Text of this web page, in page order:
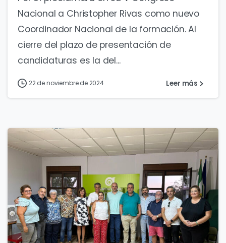
Nacional a Christopher Rivas como nuevo
Coordinador Nacional de la formación. Al
cierre del plazo de presentación de
candidaturas es la del...
22 de noviembre de 2024 Leer más